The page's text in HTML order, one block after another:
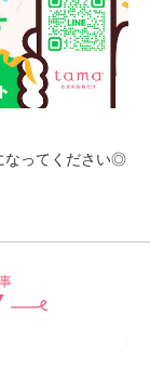
なってください◎